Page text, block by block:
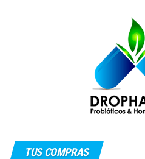
TUS COMPRAS